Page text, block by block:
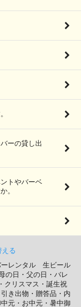
ーの貸し出
トやバーベ
。
る
レンタル 生ビール
の日・父の日・バレ
クリスマス・誕生祝
き出物・贈答品・内
元・お中元・暑中御